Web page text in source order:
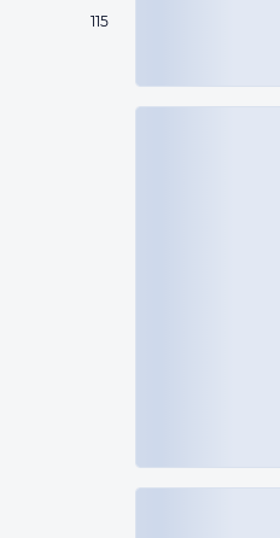
115